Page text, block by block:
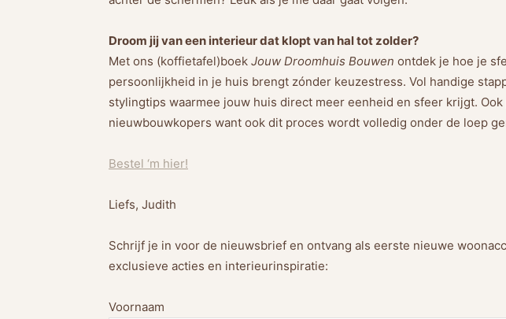
Droom jij van een interieur dat klopt van hal tot zolder?
Met ons (koffietafel)boek Jouw Droomhuis Bouwen ontdek je hoe je
persoonlijkheid in je huis brengt zónder keuzestress. Vol handige
stylingtips waarmee jouw huis direct meer eenheid en sfeer krijgt.
nieuwbouwkopers want ook dit proces wordt volledig onder de loep
Bestel ‘m hier!
Liefs, Judith
Schrijf je in voor de nieuwsbrief en ontvang als eerste nieuwe
exclusieve acties en interieurinspiratie:
Voornaam